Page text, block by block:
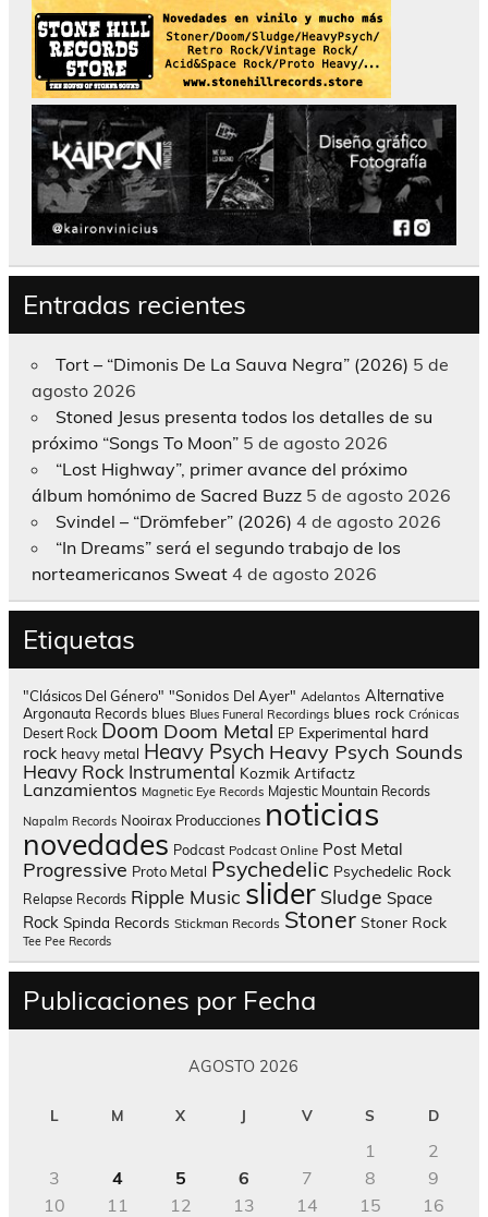
Entradas recientes
Tort – “Dimonis De La Sauva Negra” (2026) 5 de
agosto 2026
Stoned Jesus presenta todos los detalles de su
próximo “Songs To Moon” 5 de agosto 2026
“Lost Highway”, primer avance del próximo
álbum homónimo de Sacred Buzz 5 de agosto 2026
Svindel – “Drömfeber” (2026) 4 de agosto 2026
“In Dreams” será el segundo trabajo de los
norteamericanos Sweat 4 de agosto 2026
Etiquetas
"Clásicos Del Género" "Sonidos Del Ayer" Adelantos Alternative
Argonauta Records blues Blues Funeral Recordings blues rock Crónicas
Desert Rock Doom Doom Metal EP Experimental hard
rock heavy metal Heavy Psych Heavy Psych Sounds
Heavy Rock Instrumental Kozmik Artifactz
Lanzamientos Magnetic Eye Records Majestic Mountain Records
Napalm Records Nooirax Producciones noticias
novedades Podcast Podcast Online Post Metal
Progressive Proto Metal Psychedelic Psychedelic Rock
Relapse Records Ripple Music slider Sludge Space
Rock Spinda Records Stickman Records Stoner Stoner Rock
Tee Pee Records
Publicaciones por Fecha
AGOSTO 2026
L M X J V S D
1
2
3
4 5 6 7 8
9
10
11 12 13 14 15
16